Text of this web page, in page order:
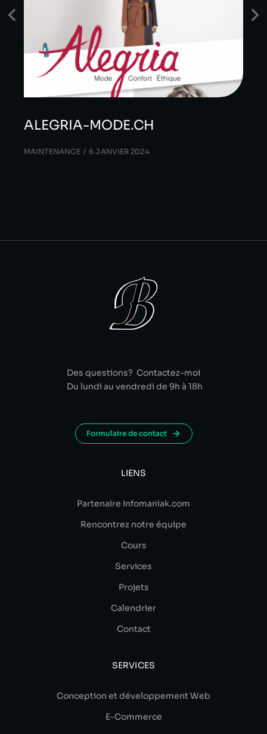
ALEGRIA-MODE.CH
MAINTENANCE 6 JANVIER 2024
Des questions? Contactez-moi
Du lundi au vendredi de 9h à 18h
Formulaire de contact
LIENS
Partenaire Infomaniak.com
Rencontrez notre équipe
Cours
Services
Projets
Calendrier
Contact
SERVICES
Conception et développement Web
E-Commerce